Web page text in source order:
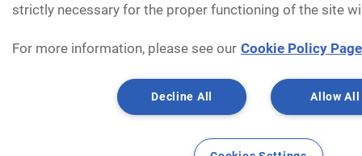
strictly necessary for the proper functioning of the site
For more information, please see our Cookie Policy Page
Allow All
Decline All